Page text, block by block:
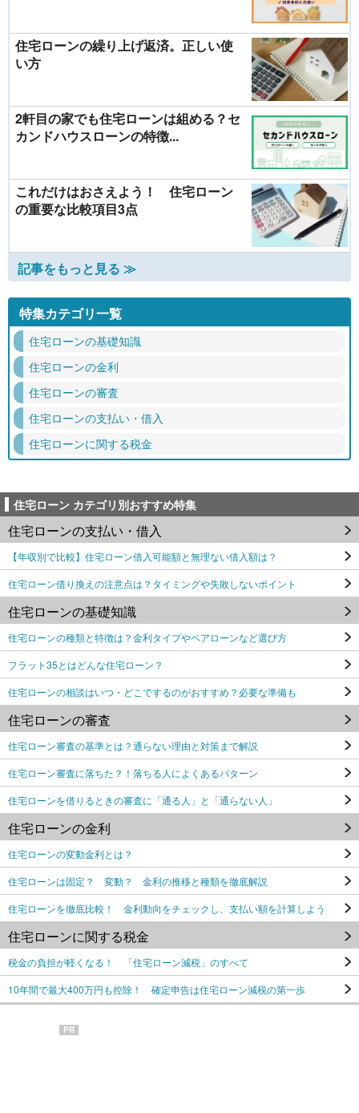
住宅ローンの繰り上げ返済。正しい使
い方
2軒目の家でも住宅ローンは組める？セ
カンドハウスローンの特徴...
これだけはおさえよう！ 住宅ローン
の重要な比較項目3点
記事をもっと見る ≫
特集カテゴリ一覧
住宅ローンの基礎知識
住宅ローンの金利
住宅ローンの審査
住宅ローンの支払い・借入
住宅ローンに関する税金
住宅ローン カテゴリ別おすすめ特集
住宅ローンの支払い・借入
【年収別で比較】住宅ローン借入可能額と無理ない借入額は？
住宅ローン借り換えの注意点は？タイミングや失敗しないポイント
住宅ローンの基礎知識
住宅ローンの種類と特徴は？金利タイプやペアローンなど選び方
フラット35とはどんな住宅ローン？
住宅ローンの相談はいつ・どこでするのがおすすめ？必要な準備も
住宅ローンの審査
住宅ローン審査の基準とは？通らない理由と対策まで解説
住宅ローン審査に落ちた？！落ちる人によくあるパターン
住宅ローンを借りるときの審査に「通る人」と「通らない人」
住宅ローンの金利
住宅ローンの変動金利とは？
住宅ローンは固定？ 変動？ 金利の推移と種類を徹底解説
住宅ローンを徹底比較！ 金利動向をチェックし、支払い額を計算しよう
住宅ローンに関する税金
税金の負担が軽くなる！ 「住宅ローン減税」のすべて
10年間で最大400万円も控除！ 確定申告は住宅ローン減税の第一歩
PR